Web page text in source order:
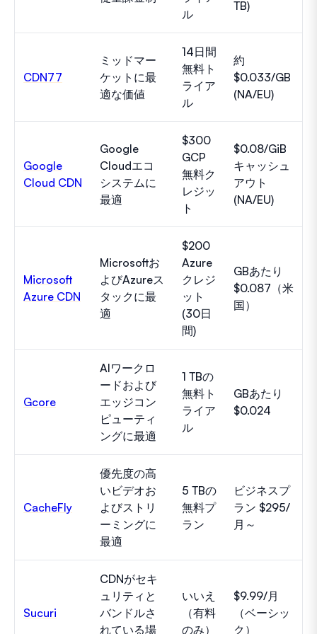
ル
TB)
CDN77
ミッドマー
ケットに最
適な価値
14日間
無料ト
ライア
ル
約
$0.033/GB
(NA/EU)
Google
Cloud CDN
Google
Cloudエコ
システムに
最適
$300
GCP
無料ク
レジッ
ト
$0.08/GiB
キャッシュ
アウト
(NA/EU)
Microsoft
Azure CDN
Microsoftお
よびAzureス
タックに最
適
$200
Azure
クレジ
ット
(30日
間)
GBあたり
$0.087（米
国）
Gcore
AIワークロ
ードおよび
エッジコン
ピューティ
ングに最適
1 TBの
無料ト
ライア
ル
GBあたり
$0.024
CacheFly
優先度の高
いビデオお
よびストリ
ーミングに
最適
5 TBの
無料プ
ラン
ビジネスプ
ラン $295/
月～
Sucuri
CDNがセキ
ュリティと
バンドルさ
れている場
いいえ
（有料
のみ）
$9.99/月
（ベーシッ
ク）